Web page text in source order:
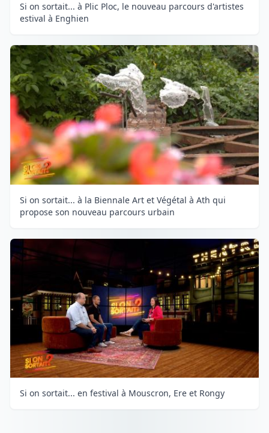
Si on sortait... à Plic Ploc, le nouveau parcours d'artistes
estival à Enghien
Si on sortait... à la Biennale Art et Végétal à Ath qui
propose son nouveau parcours urbain
Si on sortait... en festival à Mouscron, Ere et Rongy